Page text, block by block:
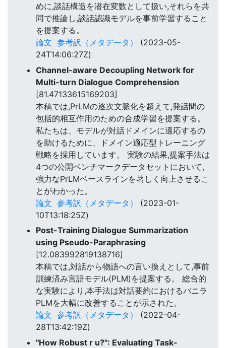
めに,談話構造を潜在変数として扱い,それらを共
同で推論し,談話認識モデルを事前学習すること
を提案する。
論文 参考訳（メタデータ）
(2023-05-
24T14:06:27Z)
Channel-aware Decoupling Network for
Multi-turn Dialogue Comprehension
[81.47133615169203]
本稿では,PrLMの逐次文脈化を超えて,発話間の
包括的相互作用のための合成学習を提案する。
私たちは、モデルが対話ドメインに適応するの
を助けるために、ドメイン適応型トレーニング
戦略を採用しています。 実験の結果,提案手法は
4つの公開ベンチマークデータセットにおいて,
強力なPrLMベースラインを著しく向上させるこ
とがわかった。
論文 参考訳（メタデータ）
(2023-01-
10T13:18:25Z)
Post-Training Dialogue Summarization
using Pseudo-Paraphrasing
[12.083992819138716]
本稿では,対話から物語への言い換えとして,事前
訓練済み言語モデル(PLM)を提案する。 総合的
な実験により,本手法は対話要約におけるバニラ
PLMを大幅に改善することが示された。
論文 参考訳（メタデータ）
(2022-04-
28T13:42:19Z)
"How Robust r u?": Evaluating Task-